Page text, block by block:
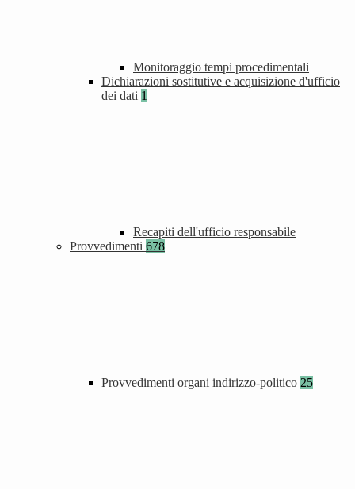
Monitoraggio tempi procedimentali
Dichiarazioni sostitutive e acquisizione d'ufficio
dei dati 1
Recapiti dell'ufficio responsabile
Provvedimenti 678
Provvedimenti organi indirizzo-politico 25